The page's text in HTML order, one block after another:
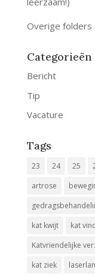
Overige folders
Categorieën
Bericht
Tip
Vacature
Tags
23 24 25
artrose
kat kwijt
kat
Katvriendelijke
kat ziek